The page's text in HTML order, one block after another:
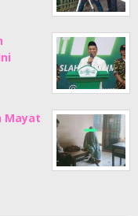
Mayat